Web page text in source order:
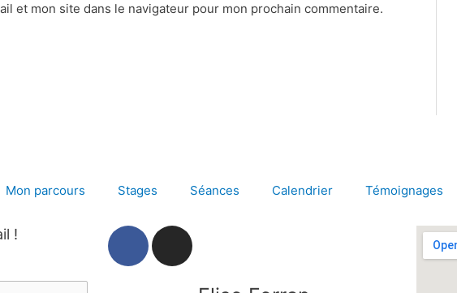
et mon site dans le navigateur pour mon prochain commentaire.
Mon parcours Stages Séances Calendrier Témoignages
!
F
I